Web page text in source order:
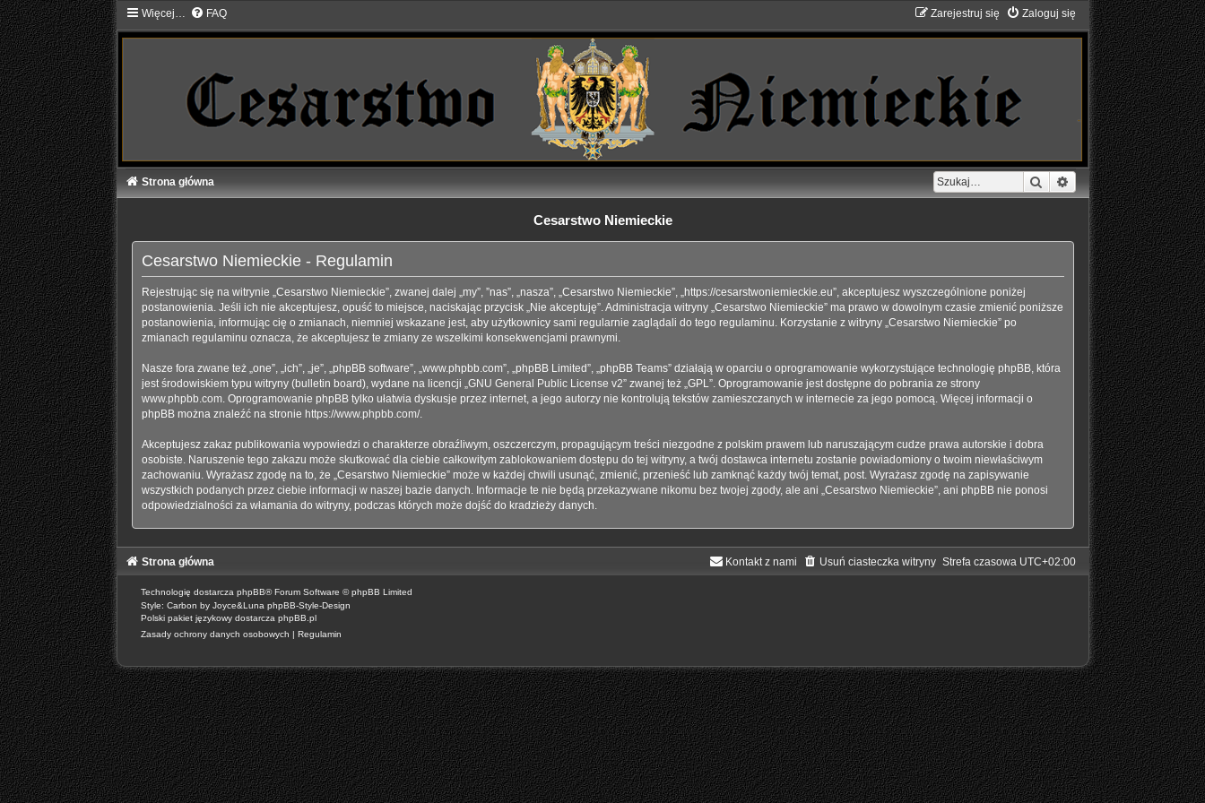
Więcej… FAQ Zaloguj się
Zarejestruj się
Szukaj Wyszukiwanie
Strona główna
Cesarstwo Niemieckie
Cesarstwo Niemieckie - Regulamin
Rejestrując się na witrynie „Cesarstwo Niemieckie”, zwanej dalej „my”, ”nas”, „nasza”, „Cesarstwo Niemieckie”, „https://cesarstwoniemieckie.eu”, akceptujesz wyszczególnione poniżej
postanowienia. Jeśli ich nie akceptujesz, opuść to miejsce, naciskając przycisk „Nie akceptuję”. Administracja witryny „Cesarstwo Niemieckie” ma prawo w dowolnym czasie zmienić poniższe
postanowienia, informując cię o zmianach, niemniej wskazane jest, aby użytkownicy sami regularnie zaglądali do tego regulaminu. Korzystanie z witryny „Cesarstwo Niemieckie” po
zmianach regulaminu oznacza, że akceptujesz te zmiany ze wszelkimi konsekwencjami prawnymi.
Nasze fora zwane też „one”, „ich”, „je”, „phpBB software”, „www.phpbb.com”, „phpBB Limited”, „phpBB Teams” działają w oparciu o oprogramowanie wykorzystujące technologię phpBB, która
jest środowiskiem typu witryny (bulletin board), wydane na licencji „ GNU General Public License v2” zwanej też „GPL”. Oprogramowanie jest dostępne do pobrania ze strony
www.phpbb.com. Oprogramowanie phpBB tylko ułatwia dyskusje przez internet, a jego autorzy nie kontrolują tekstów zamieszczanych w internecie za jego pomocą. Więcej informacji o
phpBB można znaleźć na stronie https://www.phpbb.com/.
Akceptujesz zakaz publikowania wypowiedzi o charakterze obraźliwym, oszczerczym, propagującym treści niezgodne z polskim prawem lub naruszającym cudze prawa autorskie i dobra
osobiste. Naruszenie tego zakazu może skutkować dla ciebie całkowitym zablokowaniem dostępu do tej witryny, a twój dostawca internetu zostanie powiadomiony o twoim niewłaściwym
zachowaniu. Wyrażasz zgodę na to, że „Cesarstwo Niemieckie” może w każdej chwili usunąć, zmienić, przenieść lub zamknąć każdy twój temat, post. Wyrażasz zgodę na zapisywanie
wszystkich podanych przez ciebie informacji w naszej bazie danych. Informacje te nie będą przekazywane nikomu bez twojej zgody, ale ani „Cesarstwo Niemieckie”, ani phpBB nie ponosi
odpowiedzialności za włamania do witryny, podczas których może dojść do kradzieży danych.
Strona główna Strefa czasowa UTC+02:00
Usuń ciasteczka witryny
Kontakt z nami
Technologię dostarcza phpBB® Forum Software © phpBB Limited
Style: Carbon by Joyce&Luna phpBB-Style-Design
Polski pakiet językowy dostarcza phpBB.pl
Zasady ochrony danych osobowych | Regulamin